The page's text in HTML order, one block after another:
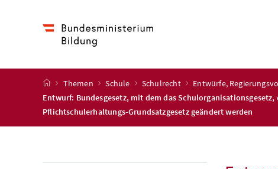
Startseite
Themen Schule Schulrecht Entwürfe,
Entwurf: Bundesgesetz, mit dem das
Pflichtschulerhaltungs-Grundsatzgesetz geändert werden